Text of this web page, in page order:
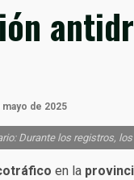
mayo de 2025
Durante los registros,
en la